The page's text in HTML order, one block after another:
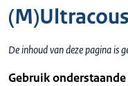
De inhoud van deze pagina is
Gebruik